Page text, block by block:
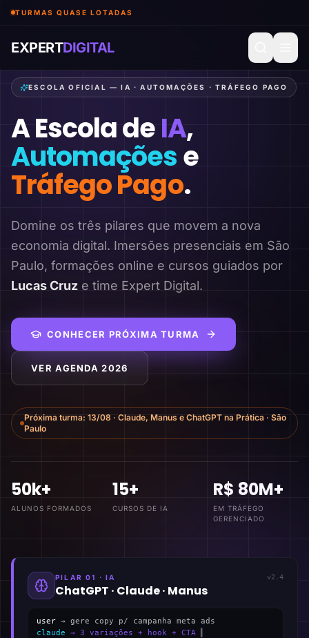
TURMAS QUASE LOTADAS
EXPERTDIGITAL
ESCOLA OFICIAL — IA · AUTOMAÇÕES · TRÁFEGO PAGO
A Escola deIA,
Automaçõese
Tráfego Pago.
Domine os três pilares que movem a nova
economia digital. Imersões presenciais em São
Paulo, formações online e cursos guiados por
Lucas Cruz e time Expert Digital.
CONHECER PRÓXIMA TURMA
VER AGENDA 2026
Próxima turma: 13/08 · Claude, Manus e ChatGPT na Prática · São
Paulo
50k+
ALUNOS FORMADOS
15+
CURSOS DE IA
R$ 80M+
EM TRÁFEGO
GERENCIADO
PILAR 01 · IA
ChatGPT · Claude · Manus
v2.4
user → gere copy p/ campanha meta ads
claude → 3 variações + hook + CTA